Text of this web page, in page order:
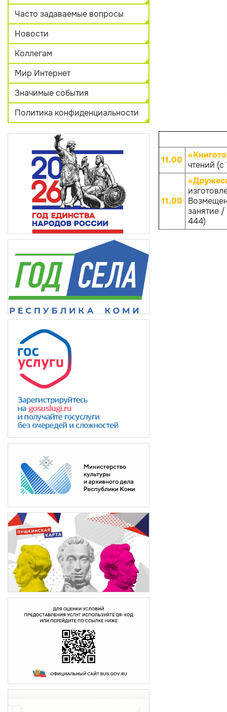
Часто задаваемые вопросы
Новости
Коллегам
Мир Интернет
Значимые события
Политика конфиденциальности
11.00 чтений (с
11.00
занятие /
444)